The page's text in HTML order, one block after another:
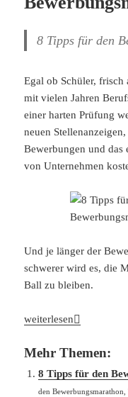
8 Tipps für den
Egal ob Schüler, frisch
mit vielen Jahren
einer harten Prüfung
neuen
Bewerbungen und das
von Unternehmen
Und je länger der
schwerer wird es, die
Ball zu bleiben.
8 Tipps für den
weiterlesen
Mehr Themen:
8 Tipps für den
den